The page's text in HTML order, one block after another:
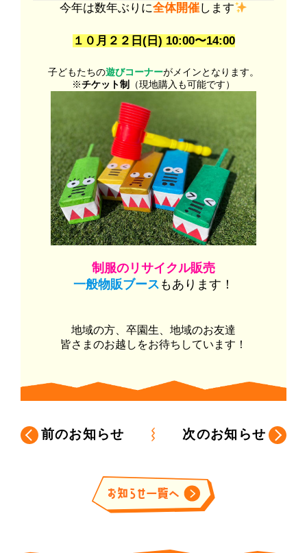
今年は数年ぶりに全体開催します
１０月２２日(日) 10:00〜14:00
子どもたちの遊びコーナーがメインとなります。
※チケット制 （現地購入も可能です）
制服のリサイクル販売
一般物販ブース もあります！
地域の方、卒園生、地域のお友達
皆さまのお越しをお待ちしています！
前のお知らせ 次のお知らせ